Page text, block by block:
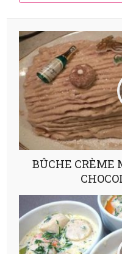
BÛCHE CRÈME